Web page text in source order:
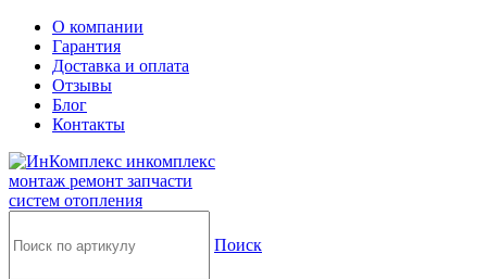
О компании
Гарантия
Доставка и оплата
Отзывы
Блог
Контакты
инкомплекс
монтаж ремонт запчасти
систем отопления
Поиск